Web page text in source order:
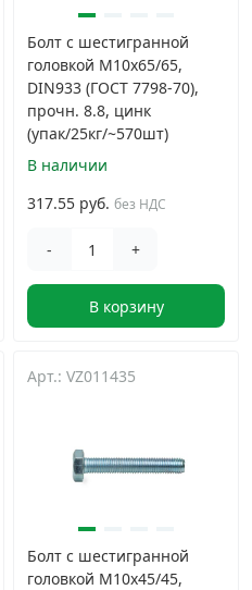
Болт с шестигранной
головкой М10х65/65,
DIN933 (ГОСТ 7798-70),
прочн. 8.8, цинк
(упак/25кг/~570шт)
В наличии
317.55 руб. без НДС
- +
В корзину
Арт.: VZ011435
Болт с шестигранной
головкой М10х45/45,